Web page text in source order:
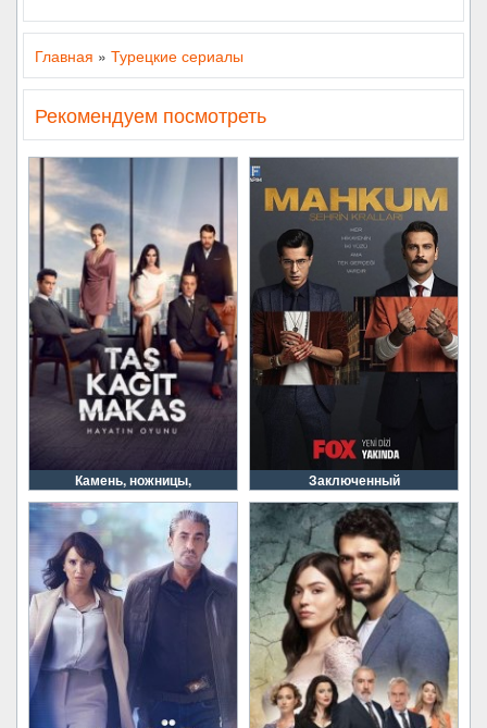
Главная » Турецкие сериалы
Рекомендуем посмотреть
Камень, ножницы, Заключенный